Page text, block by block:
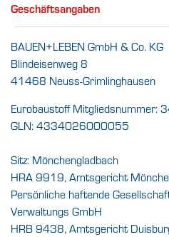
Geschäftsangaben
BAUEN+LEBEN GmbH & Co. KG
Blindeisenweg 8
41468 Neuss-Grimlinghausen
Eurobaustoff Mitgliedsnummer:
GLN: 4334026000055
Sitz: Mönchengladbach
HRA 9919, Amtsgericht
Persönliche haftende
Verwaltungs GmbH
HRB 9438, Amtsgericht